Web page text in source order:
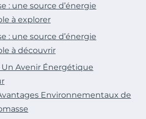
: une source d’énergie
à explorer
: une source d’énergie
à découvrir
Un Avenir Énergétique
Environnementaux de